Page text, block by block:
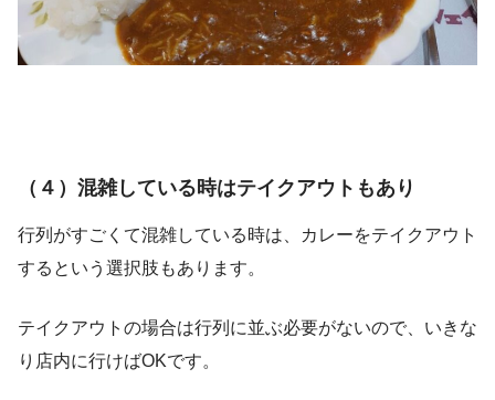
（４）混雑している時はテイクアウトもあり
行列がすごくて混雑している時は、カレーをテイクアウト
するという選択肢もあります。
テイクアウトの場合は行列に並ぶ必要がないので、いきな
り店内に行けばOKです。